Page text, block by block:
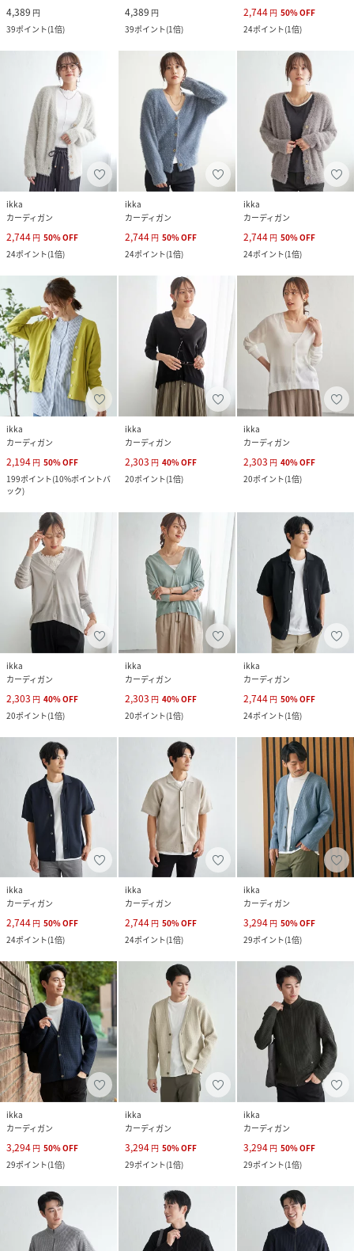
4,389 円
39ポイント(1倍)
4,389 円
39ポイント(1倍)
2,744 円 50%OFF
24ポイント(1倍)
ikka
カーディガン
2,744 円 50%OFF
24ポイント(1倍)
ikka
カーディガン
2,744 円 50%OFF
24ポイント(1倍)
ikka
カーディガン
2,744 円 50%OFF
24ポイント(1倍)
ikka
カーディガン
2,194 円 50%OFF
199ポイント(10%ポイントバ
ック)
ikka
カーディガン
2,303 円 40%OFF
20ポイント(1倍)
ikka
カーディガン
2,303 円 40%OFF
20ポイント(1倍)
ikka
カーディガン
2,303 円 40%OFF
20ポイント(1倍)
ikka
カーディガン
2,303 円 40%OFF
20ポイント(1倍)
ikka
カーディガン
2,744 円 50%OFF
24ポイント(1倍)
ikka
カーディガン
2,744 円 50%OFF
24ポイント(1倍)
ikka
カーディガン
2,744 円 50%OFF
24ポイント(1倍)
ikka
カーディガン
3,294 円 50%OFF
29ポイント(1倍)
ikka
カーディガン
3,294 円 50%OFF
29ポイント(1倍)
ikka
カーディガン
3,294 円 50%OFF
29ポイント(1倍)
ikka
カーディガン
3,294 円 50%OFF
29ポイント(1倍)